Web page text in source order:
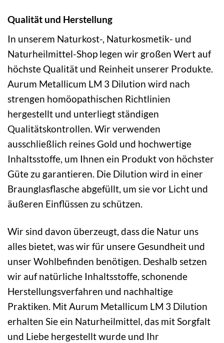
Qualität und Herstellung
In unserem Naturkost-, Naturkosmetik- und
Naturheilmittel-Shop legen wir großen Wert auf
höchste Qualität und Reinheit unserer Produkte.
Aurum Metallicum LM 3 Dilution wird nach
strengen homöopathischen Richtlinien
hergestellt und unterliegt ständigen
Qualitätskontrollen. Wir verwenden
ausschließlich reines Gold und hochwertige
Inhaltsstoffe, um Ihnen ein Produkt von höchster
Güte zu garantieren. Die Dilution wird in einer
Braunglasflasche abgefüllt, um sie vor Licht und
äußeren Einflüssen zu schützen.
Wir sind davon überzeugt, dass die Natur uns
alles bietet, was wir für unsere Gesundheit und
unser Wohlbefinden benötigen. Deshalb setzen
wir auf natürliche Inhaltsstoffe, schonende
Herstellungsverfahren und nachhaltige
Praktiken. Mit Aurum Metallicum LM 3 Dilution
erhalten Sie ein Naturheilmittel, das mit Sorgfalt
und Liebe hergestellt wurde und Ihr